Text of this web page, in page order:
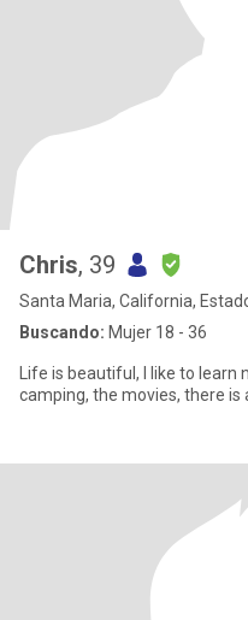
Chris, 39
Santa Maria, California,
Buscando: Mujer 18 - 36
Life is beautiful, I like to
camping, the movies, there